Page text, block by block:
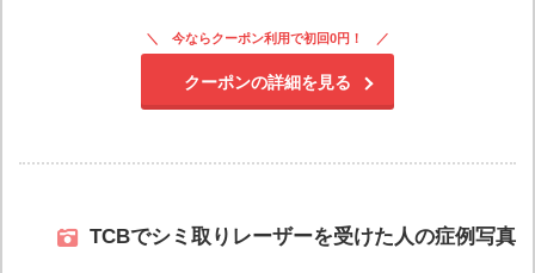
今ならクーポン利用で初回0円！
クーポンの詳細を見る
TCBでシミ取りレーザーを受けた人の症例写真